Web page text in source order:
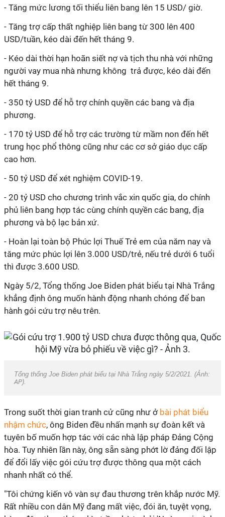
- Tăng mức lương tối thiểu liên bang lên 15 USD/ giờ.
- Tăng trợ cấp thất nghiệp liên bang từ 300 lên 400
USD/tuần, kéo dài đến hết tháng 9.
- Kéo dài thời hạn hoãn siết nợ và tịch thu nhà với những
người vay mua nhà nhưng không trả được, kéo dài đến
hết tháng 9.
- 350 tỷ USD để hỗ trợ chính quyền các bang và địa
phương.
- 170 tỷ USD để hỗ trợ các trường từ mầm non đến hết
trung học phổ thông cũng như các cơ sở giáo dục cấp
cao hơn.
- 50 tỷ USD để xét nghiệm COVID-19.
- 20 tỷ USD cho chương trình vắc xin quốc gia, do chính
phủ liên bang hợp tác cùng chính quyền các bang, địa
phương và bộ lạc bản xứ.
- Hoàn lại toàn bộ Phúc lợi Thuế Trẻ em của năm nay và
tăng mức phúc lợi lên 3.000 USD/trẻ, nếu trẻ dưới 6 tuổi
thì được 3.600 USD.
Ngày 5/2, Tổng thống Joe Biden phát biểu tại Nhà Trắng
khẳng định ông muốn hành động nhanh chóng để ban
hành gói cứu trợ nêu trên.
Tổng thống Joe Biden phát biểu tại Nhà Trắng ngày 5/2/2021. (Ảnh:
AP).
Trong suốt thời gian tranh cử cũng như ở bài phát biểu
nhậm chức, ông Biden đều nhấn mạnh sự đoàn kết và
tuyên bố muốn hợp tác với các nhà lập pháp Đảng Cộng
hòa. Tuy nhiên lần này, ông sẵn sàng phớt lờ đảng đối lập
để đổi lấy việc gói cứu trợ được thông qua một cách
nhanh nhất có thể.
"Tôi chứng kiến vô vàn sự đau thương trên khắp nước Mỹ.
Rất nhiều con dân Mỹ đang mất việc, đói ăn, tuyệt vọng,